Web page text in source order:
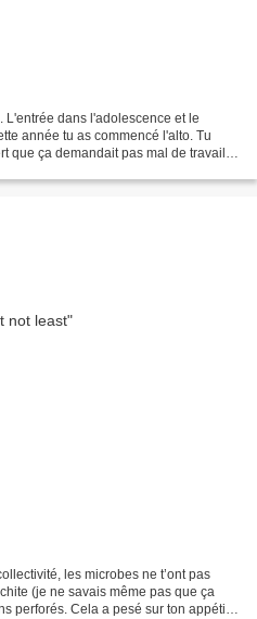
L'entrée dans l'adolescence et le
année tu as commencé l'alto. Tu
que ça demandait pas mal de travail et
les microbes ne t’ont pas
(je ne savais même pas que ça
perforés. Cela a pesé sur ton appétit